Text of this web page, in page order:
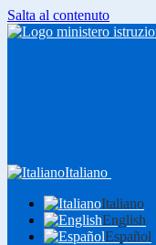
Salta al contenuto
Italiano
Italiano
English
Español